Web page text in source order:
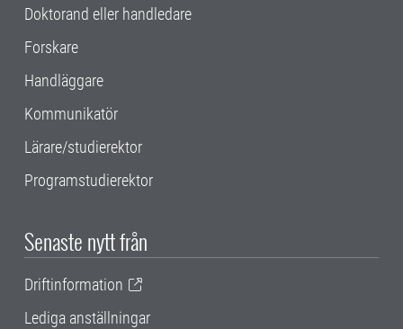
Doktorand eller handledare
Forskare
Handläggare
Kommunikatör
Lärare/studierektor
Programstudierektor
Senaste nytt från
Driftinformation
Lediga anställningar